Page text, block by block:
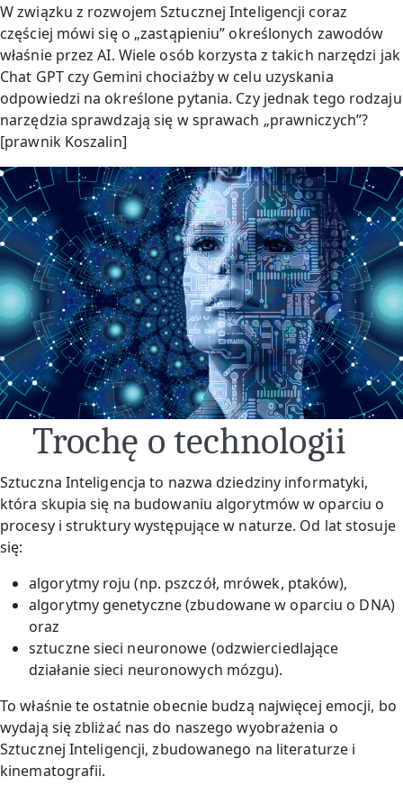
W związku z rozwojem Sztucznej Inteligencji coraz
częściej mówi się o „zastąpieniu” określonych zawodów
właśnie przez AI. Wiele osób korzysta z takich narzędzi jak
Chat GPT czy Gemini chociażby w celu uzyskania
odpowiedzi na określone pytania. Czy jednak tego rodzaju
narzędzia sprawdzają się w sprawach „prawniczych”?
[prawnik Koszalin]
Trochę o technologii
Sztuczna Inteligencja to nazwa dziedziny informatyki,
która skupia się na budowaniu algorytmów w oparciu o
procesy i struktury występujące w naturze. Od lat stosuje
się:
algorytmy roju (np. pszczół, mrówek, ptaków),
algorytmy genetyczne (zbudowane w oparciu o DNA)
oraz
sztuczne sieci neuronowe (odzwierciedlające
działanie sieci neuronowych mózgu).
To właśnie te ostatnie obecnie budzą najwięcej emocji, bo
wydają się zbliżać nas do naszego wyobrażenia o
Sztucznej Inteligencji, zbudowanego na literaturze i
kinematografii.